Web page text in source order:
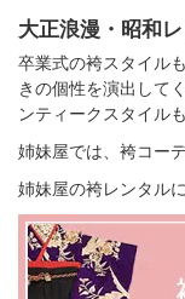
大正浪漫・昭和
卒業式の袴スタイル
きの個性を演出して
ンティークスタイル
姉妹屋では、袴コー
姉妹屋の袴レンタル